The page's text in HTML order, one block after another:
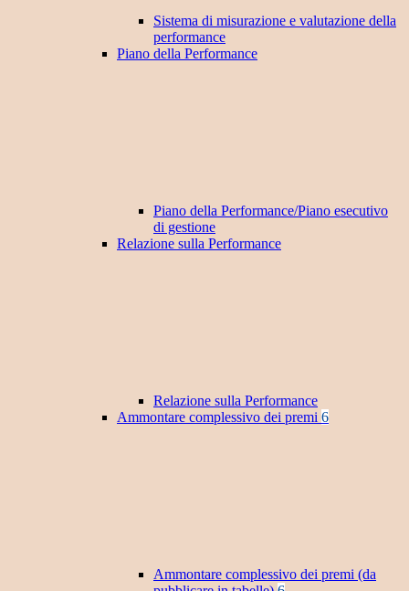
Sistema di misurazione e valutazione della
performance
Piano della Performance
Piano della Performance/Piano esecutivo
di gestione
Relazione sulla Performance
Relazione sulla Performance
Ammontare complessivo dei premi 6
Ammontare complessivo dei premi (da